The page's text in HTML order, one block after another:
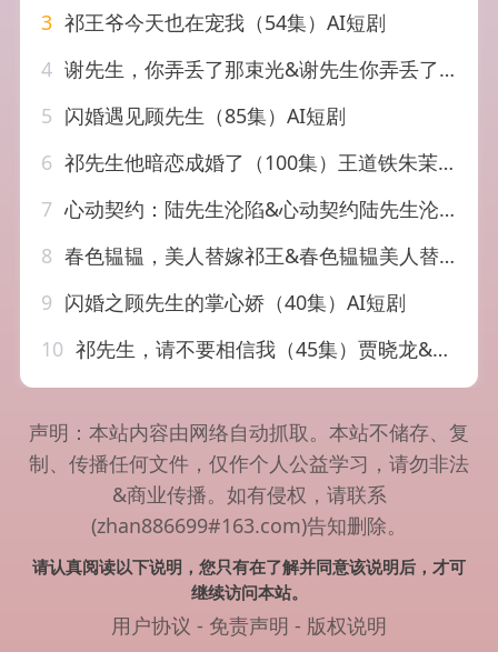
3 祁王爷今天也在宠我（54集）AI短剧
4 谢先生，你弄丢了那束光&谢先生你弄丢了那束光（43集）AI短剧
5 闪婚遇见顾先生（85集）AI短剧
6 祁先生他暗恋成婚了（100集）王道铁朱茉颜
7 心动契约：陆先生沦陷&心动契约陆先生沦陷（94集）AI短剧
8 春色韫韫，美人替嫁祁王&春色韫韫美人替嫁祁王（91集）AI短剧
9 闪婚之顾先生的掌心娇（40集）AI短剧
10 祁先生，请不要相信我（45集）贾晓龙&赵美琦
声明：本站内容由网络自动抓取。本站不储存、复
制、传播任何文件，仅作个人公益学习，请勿非法
&商业传播。如有侵权，请联系
(zhan886699#163.com)告知删除。
请认真阅读以下说明，您只有在了解并同意该说明后，才可
继续访问本站。
用户协议 - 免责声明 - 版权说明